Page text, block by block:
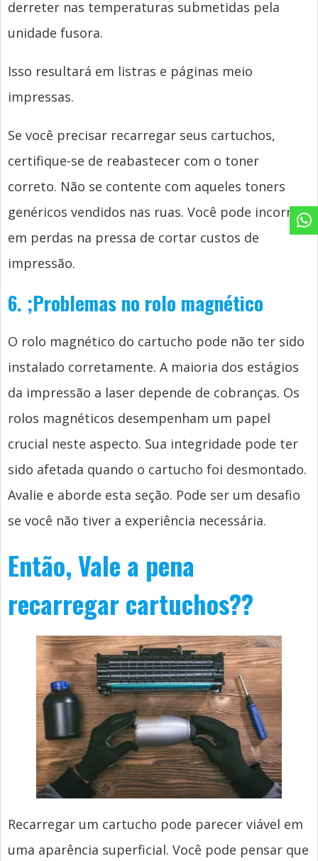
derreter nas temperaturas submetidas pela
unidade fusora.
Isso resultará em listras e páginas meio
impressas.
Se você precisar recarregar seus cartuchos,
certifique-se de reabastecer com o toner
correto. Não se contente com aqueles toners
genéricos vendidos nas ruas. Você pode incorrer
em perdas na pressa de cortar custos de
impressão.
6. ;Problemas no rolo magnético
O rolo magnético do cartucho pode não ter sido
instalado corretamente. A maioria dos estágios
da impressão a laser depende de cobranças. Os
rolos magnéticos desempenham um papel
crucial neste aspecto. Sua integridade pode ter
sido afetada quando o cartucho foi desmontado.
Avalie e aborde esta seção. Pode ser um desafio
se você não tiver a experiência necessária.
Então, Vale a pena
recarregar cartuchos??
Recarregar um cartucho pode parecer viável em
uma aparência superficial. Você pode pensar que